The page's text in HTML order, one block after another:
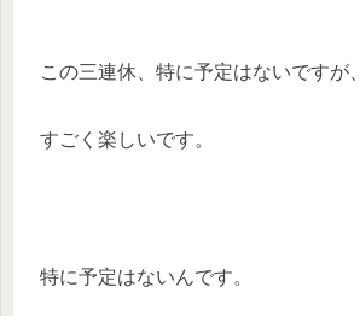
この三連休、特に予定はないですが、
すごく楽しいです。
特に予定はないんです。